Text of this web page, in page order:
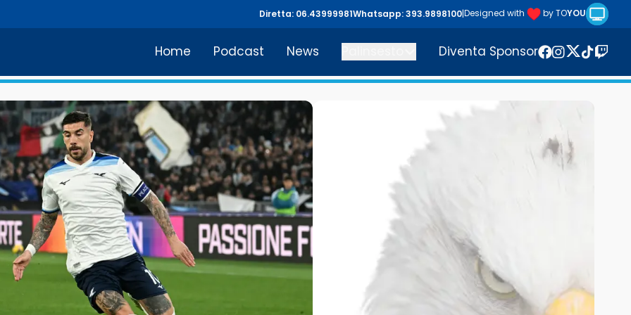
Diretta: 06.43999981Whatsapp: 393.9898100|Designed with by TOYOU
Home Podcast News
Diventa Sponsor
Twitter